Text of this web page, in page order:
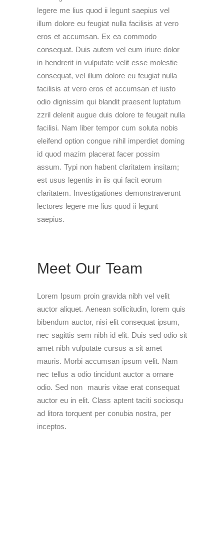
legere me lius quod ii legunt saepius vel
illum dolore eu feugiat nulla facilisis at vero
eros et accumsan. Ex ea commodo
consequat. Duis autem vel eum iriure dolor
in hendrerit in vulputate velit esse molestie
consequat, vel illum dolore eu feugiat nulla
facilisis at vero eros et accumsan et iusto
odio dignissim qui blandit praesent luptatum
zzril delenit augue duis dolore te feugait nulla
facilisi. Nam liber tempor cum soluta nobis
eleifend option congue nihil imperdiet doming
id quod mazim placerat facer possim
assum. Typi non habent claritatem insitam;
est usus legentis in iis qui facit eorum
claritatem. Investigationes demonstraverunt
lectores legere me lius quod ii legunt
saepius.
Meet Our Team
Lorem Ipsum proin gravida nibh vel velit
auctor aliquet. Aenean sollicitudin, lorem quis
bibendum auctor, nisi elit consequat ipsum,
nec sagittis sem nibh id elit. Duis sed odio sit
amet nibh vulputate cursus a sit amet
mauris. Morbi accumsan ipsum velit. Nam
nec tellus a odio tincidunt auctor a ornare
odio. Sed non mauris vitae erat consequat
auctor eu in elit. Class aptent taciti sociosqu
ad litora torquent per conubia nostra, per
inceptos.